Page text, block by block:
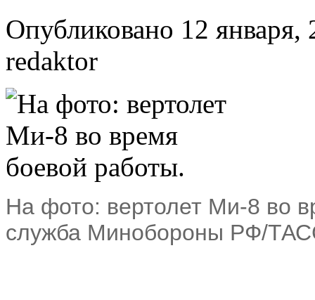
Опубликовано 12 января,
redaktor
На фото: вертолет Ми-8 во
служба Минобороны РФ/